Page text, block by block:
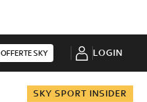
OFFERTE SKY LOGIN
SKY SPORT INSIDER